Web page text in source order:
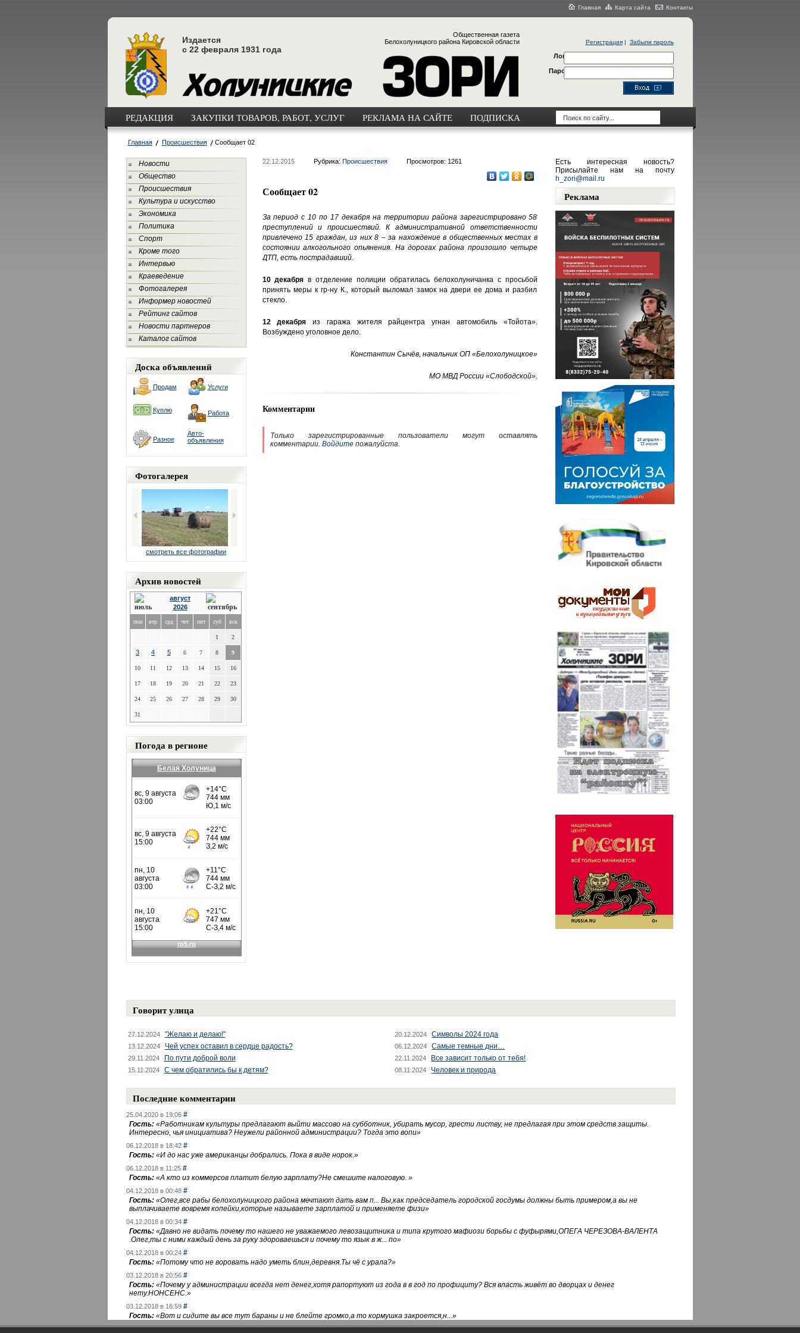
Главная Карта сайта Контакты
Издается
с 22 февраля 1931 года
Общественная газета
Белохолуницкого района Кировской области
Регистрация| Забыли пароль
Логин
Пароль
РЕДАКЦИЯ ЗАКУПКИ ТОВАРОВ, РАБОТ, УСЛУГ РЕКЛАМА НА САЙТЕ ПОДПИСКА
Главная Происшествия Сообщает 02
Новости
Общество
Происшествия
Культура и искусство
Экономика
Политика
Спорт
Кроме того
Интервью
Краеведение
Фотогалерея
Информер новостей
Рейтинг сайтов
Новости партнеров
Каталог сайтов
Доска объявлений
Продам Услуги
Куплю Работа
Разное
Авто-
объявления
Фотогалерея
смотреть все фотографии
Архив новостей
август
2026
пон втр срд чет пят суб вск
1 2
3 4 5 6 7 8 9
10 11 12 13 14 15 16
17 18 19 20 21 22 23
24 25 26 27 28 29 30
31
Погода в регионе
Белая Холуница
22.12.2015 Рубрика: Происшествия Просмотров: 1261
Сообщает 02
За период с 10 по 17 декабря на территории района зарегистрировано 58
преступлений и происшествий. К административной ответственности
привлечено 15 граждан, из них 8 – за нахождение в общественных местах в
состоянии алкогольного опьянения. На дорогах района произошло четыре
ДТП, есть пострадавший.
10 декабря в отделение полиции обратилась белохолуничанка с просьбой
принять меры к гр-ну К., который выломал замок на двери ее дома и разбил
стекло.
12 декабря из гаража жителя райцентра угнан автомобиль «Тойота».
Возбуждено уголовное дело.
Константин Сычёв, начальник ОП «Белохолуницкое»
МО МВД России «Слободской».
Комментарии
Только зарегистрированные пользователи могут оставлять
комментарии. Войдитепожалуйста.
Есть интересная новость?
Присылайте нам на почту
h_zori@mail.ru
Реклама
Говорит улица
27.12.2024 "Желаю и делаю!" 20.12.2024 Символы 2024 года
13.12.2024 Чей успех оставил в сердце радость? 06.12.2024 Самые темные дни…
29.11.2024 По пути доброй воли 22.11.2024 Все зависит только от тебя!
15.11.2024 С чем обратились бы к детям? 08.11.2024 Человек и природа
Последние комментарии
25.04.2020 в 19:06 #
Гость: «Работникам культуры предлагают выйти массово на субботник, убирать мусор, грести листву, не предлагая при этом средств защиты.
Интересно, чья инициатива? Неужели районной администрации? Тогда это вопи»
06.12.2018 в 18:42 #
Гость: «И до нас уже американцы добрались. Пока в виде норок.»
06.12.2018 в 11:25 #
Гость: «А кто из коммерсов платит белую зарплату?Не смешите налоговую. »
04.12.2018 в 00:48 #
Гость: «Олег,все рабы белохолуницкого района мечтают дать вам п... Вы,как председатель городской госдумы должны быть примером,а вы не
выплачиваете вовремя копейки,которые называете зарплатой и применяете физи»
04.12.2018 в 00:34 #
Гость: «Давно не видать почему то нашего не уважаемого левозащитника и типа крутого мафиози борьбы с фуфырями,ОПЕГА ЧЕРЕЗОВА-ВАЛЕНТА
.Олег,ты с ними каждый день за руку здороваешься и почему то язык в ж... по»
04.12.2018 в 00:24 #
Гость: «Потому что не воровать надо уметь блин,деревня.Ты чё с урала?»
03.12.2018 в 20:56 #
Гость: «Почему у администрации всегда нет денег,хотя рапортуют из года в в год по профициту? Вся власть живёт во дворцах и денег
нету.НОНСЕНС.»
03.12.2018 в 16:59 #
Гость: «Вот и сидите вы все тут бараны и не блейте громко,а то кормушка закроется,н...»